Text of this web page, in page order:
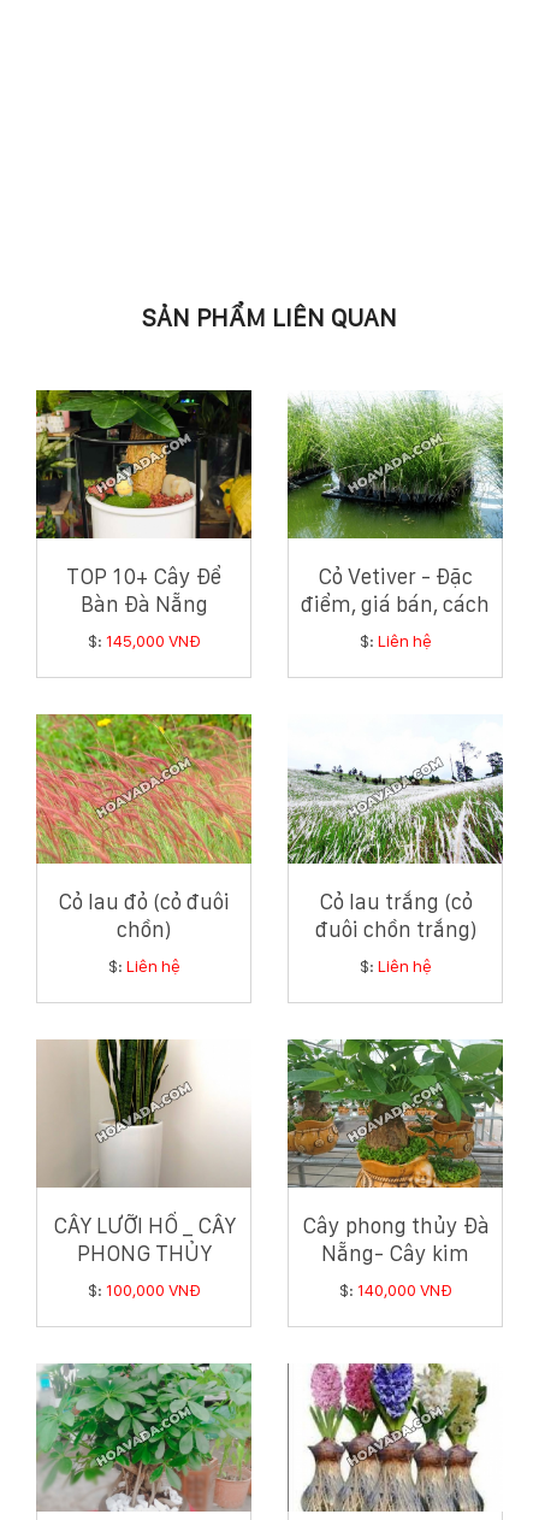
SẢN PHẨM LIÊN QUAN
TOP 10+ Cây Để
Bàn Đà Nẵng
Phong Thủy Tốt,
$: 145,000 VNĐ
Cỏ Vetiver - Đặc
điểm, giá bán, cách
trồng và chăm sóc
$: Liên hệ
Cỏ lau đỏ (cỏ đuôi
chồn)
$: Liên hệ
Cỏ lau trắng (cỏ
đuôi chồn trắng)
$: Liên hệ
CÂY LƯỠI HỔ _ CÂY
PHONG THỦY
TRONG NHÀ
$: 100,000 VNĐ
Cây phong thủy Đà
Nẵng- Cây kim
ngân
$: 140,000 VNĐ